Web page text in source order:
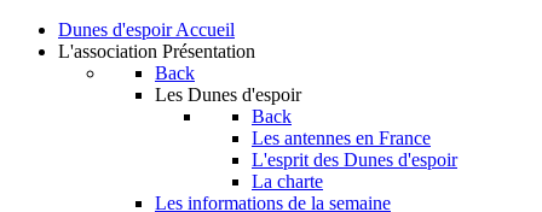
Dunes d'espoir Accueil
L'association Présentation
Back
Les Dunes d'espoir
Back
Les antennes en France
L'esprit des Dunes d'espoir
La charte
Les informations de la semaine